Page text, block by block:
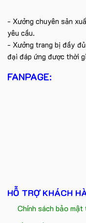
- Xưởng chuyên sản
yêu cầu.
- Xưởng trang bị đầy
đại đáp ứng được thời
FANPAGE:
HỖ TRỢ KHÁCH
Chính sách bảo